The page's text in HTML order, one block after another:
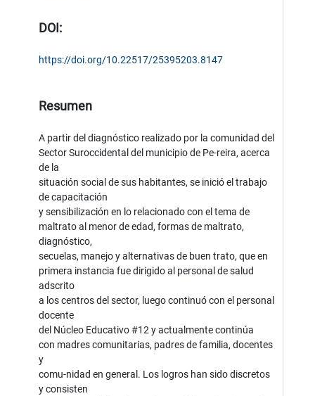
DOI:
https://doi.org/10.22517/25395203.8147
Resumen
A partir del diagnóstico realizado por la comunidad del
Sector Suroccidental del municipio de Pe-reira, acerca
de la
situación social de sus habitantes, se inició el trabajo
de capacitación
y sensibilización en lo relacionado con el tema de
maltrato al menor de edad, formas de maltrato,
diagnóstico,
secuelas, manejo y alternativas de buen trato, que en
primera instancia fue dirigido al personal de salud
adscrito
a los centros del sector, luego continuó con el personal
docente
del Núcleo Educativo #12 y actualmente continúa
con madres comunitarias, padres de familia, docentes
y
comu-nidad en general. Los logros han sido discretos
y consisten